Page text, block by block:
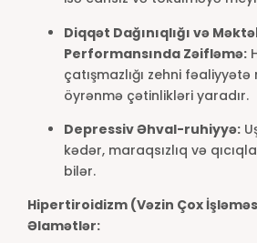
Diqqət Dağınıqlığı və
Performansında Zəifləmə:
çatışmazlığı zehni
öyrənmə çətinlikləri yaradır.
Depressiv Əhval-ruhiyyə:
kədər, maraqsızlıq və
bilər.
Hipertiroidizm (Vəzin Çox
Əlamətlər: